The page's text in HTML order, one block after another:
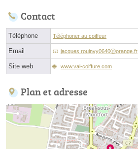
Contact
Téléphone Téléphoner au coiffeur
Email jacques.rouinvy0640ⓐorange.fr
Site web www.val-coiffure.com
Plan et adresse